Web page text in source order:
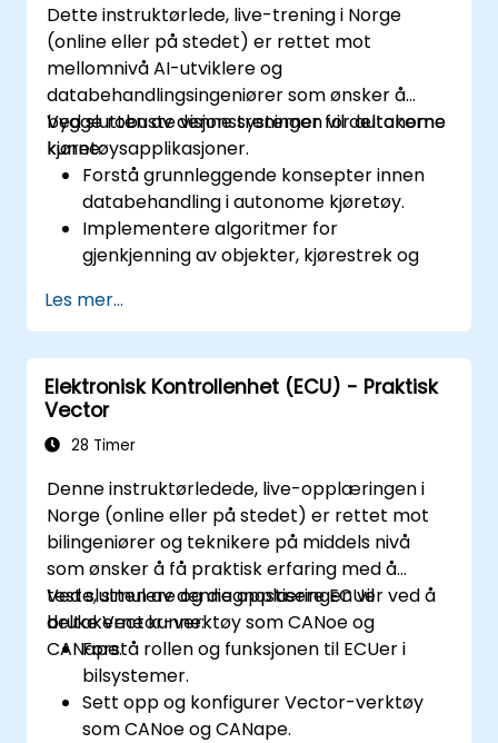
Dette instruktørlede, live-trening i Norge
(online eller på stedet) er rettet mot
mellomnivå AI-utviklere og
databehandlingsingeniører som ønsker å
bygge robuste visjonssystemer for autonome
kjøretøysapplikasjoner.
Ved slutten av denne treningen vil deltakerne
kunne:
Forstå grunnleggende konsepter innen
databehandling i autonome kjøretøy.
Implementere algoritmer for
gjenkjenning av objekter, kjørestrek og
Integriere visjonssystemer med andre
subsystemer i autonome kjøretøy.
Bruke dype læringsteknikker for
avanserte oppfatningstjenester.
Vurdere ytelsen til
databehandlingsmodeller i virkelige
Les mer...
Elektronisk Kontrollenhet (ECU) - Praktisk
Vector
28 Timer
Denne instruktørledede, live-opplæringen i
Norge (online eller på stedet) er rettet mot
bilingeniører og teknikere på middels nivå
som ønsker å få praktisk erfaring med å
teste, simulere og diagnostisere ECUer ved å
bruke Vector-verktøy som CANoe og
CANape.
Ved slutten av denne opplæringen vil
deltakerne kunne:
Forstå rollen og funksjonen til ECUer i
bilsystemer.
Sett opp og konfigurer Vector-verktøy
som CANoe og CANape.